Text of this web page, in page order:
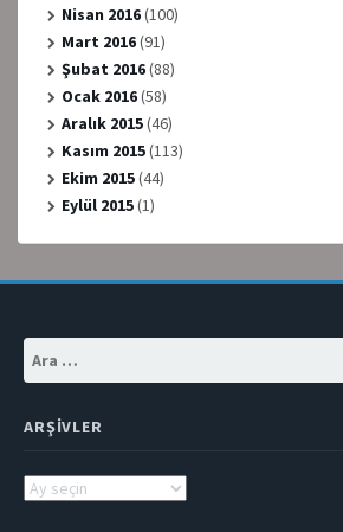
Nisan 2016(100)
Mart 2016(91)
Şubat 2016(88)
Ocak 2016(58)
Aralık 2015(46)
Kasım 2015(113)
Ekim 2015(44)
Eylül 2015(1)
ARŞIVLER
Arşivler